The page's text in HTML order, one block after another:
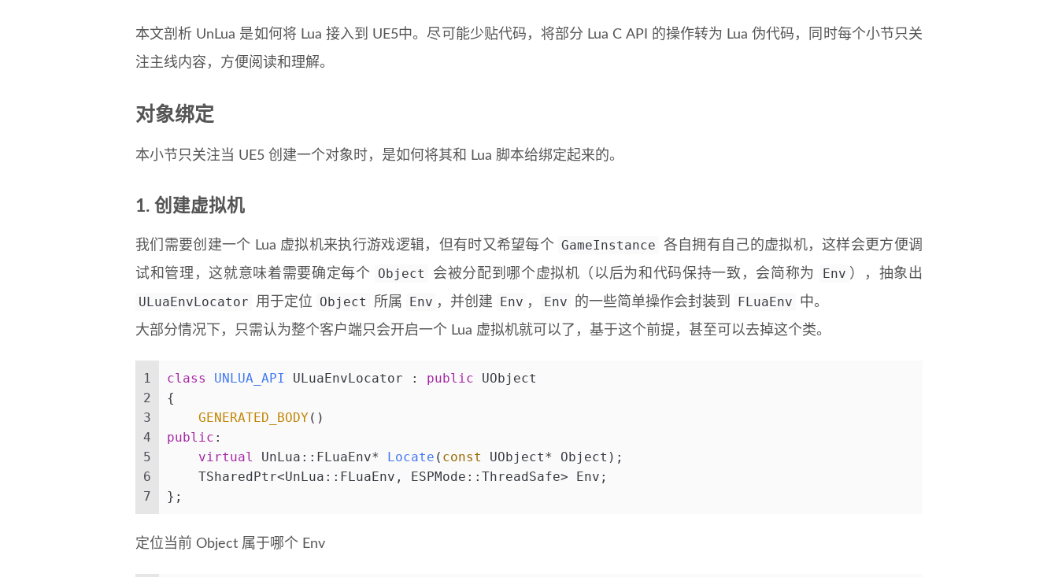
本文剖析 UnLua 是如何将 Lua 接入到 UE5中。尽可能少贴代码，将部分 Lua C API 的操作转为 Lua 伪代码，同时每个小节只关
注主线内容，方便阅读和理解。
对象绑定
本小节只关注当 UE5 创建一个对象时，是如何将其和 Lua 脚本给绑定起来的。
1. 创建虚拟机
我们需要创建一个 Lua 虚拟机来执行游戏逻辑，但有时又希望每个 GameInstance
各自拥有自己的虚拟机，这样会更方便调
试和管理，这就意味着需要确定每个
Object 会被分配到哪个虚拟机（以后为和代码保持一致，会简称为 Env ），抽象出
ULuaEnvLocator 用于定位 Object 所属 Env ，并创建 Env ， Env 的一些简单操作会封装到 FLuaEnv
中。
大部分情况下，只需认为整个客户端只会开启一个 Lua 虚拟机就可以了，基于这个前提，甚至可以去掉这个类。
1
2
3
4
5
6
7
class UNLUA_API ULuaEnvLocator : public UObject
{
GENERATED_BODY()
public :
virtual
UnLua::FLuaEnv* Locate ( const UObject* Object) ;
    TSharedPtr<UnLua::FLuaEnv, ESPMode::ThreadSafe> Env;
};
定位当前 Object 属于哪个 Env